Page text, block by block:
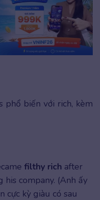
phổ biến với rich, kèm
filthy rich after
his company. (Anh ấy
cực kỳ giàu có sau